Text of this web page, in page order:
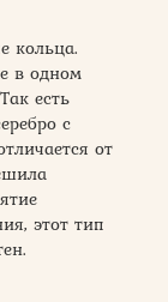
кольца.
в одном
есть
с
от
этот тип